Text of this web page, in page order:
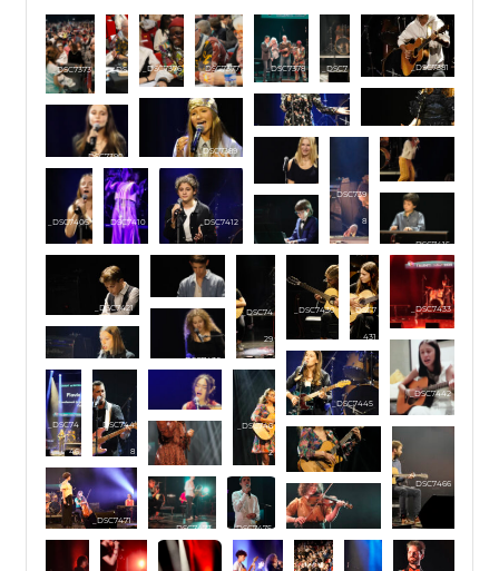
_DSC7373 _DS
C737
_DSC7376 _DSC7377 _DSC7378 _DSC7
379
_DSC7381
_DSC7382
_DSC7385
_DSC7389
_DSC7390
_DSC739
8
_DSC7405 _DSC7410 _DSC7412
_DSC7415
_DSC7417
_DSC7421 _DSC74
29
_DSC7430 _DSC7
431
_DSC7433
_DSC7436
_DSC7442
_DSC7445
_DSC74
46
_DSC744
8
_DSC7451
_DSC746
2
_DSC7466
_DSC7471
_DSC7473 _DSC7475